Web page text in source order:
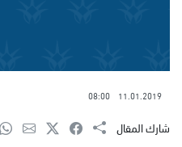
11.01.2019
08:00
شارك المقال